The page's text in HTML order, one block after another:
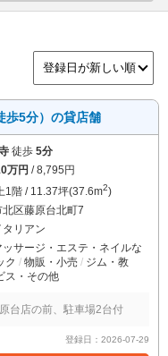
歩5分）の貸店舗
徒歩 5分
万円 / 8,795円
1階 / 11.37坪(37.6m2)
北区藤原台北町7
タリアン
サージ・エステ・ネイルな
ク 物販・小売
ジム・教
ス・その他
台店の前、駐車場2台付
登録日：2026-07-29